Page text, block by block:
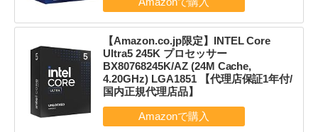
【Amazon.co.jp限定】INTEL Core
Ultra5 245K プロセッサー
BX80768245K/AZ (24M Cache,
4.20GHz) LGA1851 【代理店保証1年付/
国内正規代理店品】